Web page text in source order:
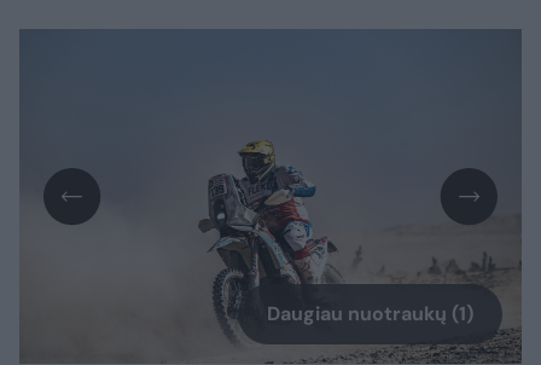
Daugiau nuotraukų (1)